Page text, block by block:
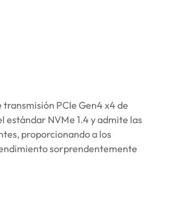
PCIe Gen4 x4 de
estándar NVMe 1.4 y admite las
proporcionando a los
sorprendentemente